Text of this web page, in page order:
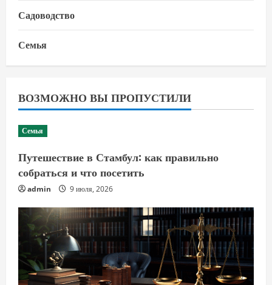
Садоводство
Семья
ВОЗМОЖНО ВЫ ПРОПУСТИЛИ
Семья
Путешествие в Стамбул: как правильно
собраться и что посетить
admin 9 июля, 2026